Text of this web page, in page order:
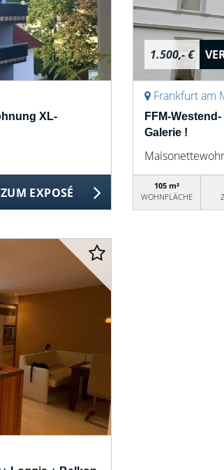
XL-
ZUM EXPOSÉ
1.500,- €
Frankfurt am
FFM-
Galerie !
105 m²
WOHNFLÄCHE